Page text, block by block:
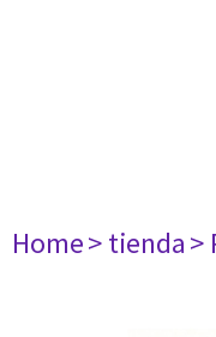
Home> tienda>